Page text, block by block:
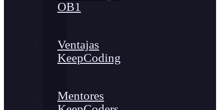
OB1
Ventajas
KeepCoding
Mentores